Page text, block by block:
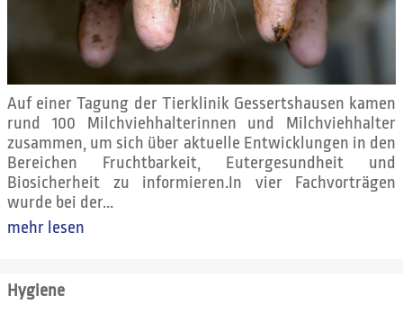
Auf einer Tagung der Tierklinik Gessertshausen kamen
rund 100 Milchviehhalterinnen und Milchviehhalter
zusammen, um sich über aktuelle Entwicklungen in den
Bereichen Fruchtbarkeit, Eutergesundheit und
Biosicherheit zu informieren.In vier Fachvorträgen
wurde bei der...
mehr lesen
Hygiene